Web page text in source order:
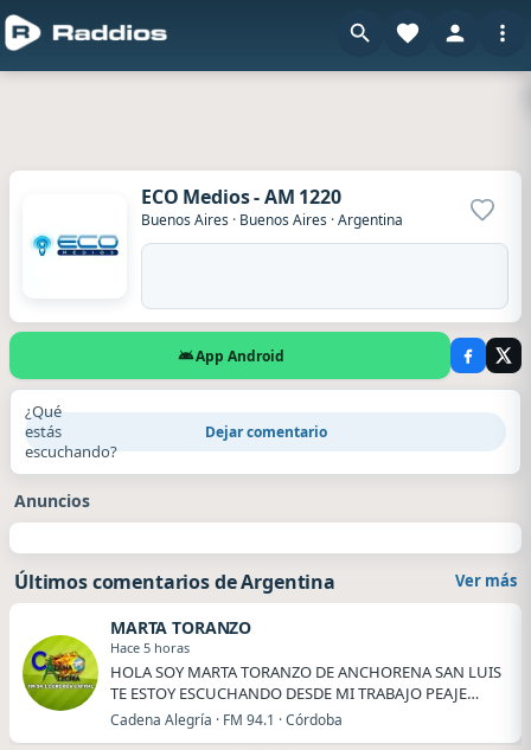
ECO Medios - AM 1220
Buenos Aires · Buenos Aires ·Argentina
App Android
¿Qué
estás
escuchando?
Dejar comentario
Anuncios
Últimos comentarios de Argentina Ver más
MARTA TORANZO
Hace 5 horas
HOLA SOY MARTA TORANZO DE ANCHORENA SAN LUIS
TE ESTOY ESCUCHANDO DESDE MI TRABAJO PEAJE
ANCHORENA.
Cadena Alegría · FM 94.1 · Córdoba